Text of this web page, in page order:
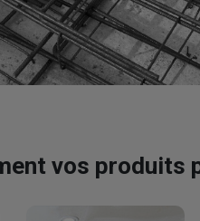
vos produits